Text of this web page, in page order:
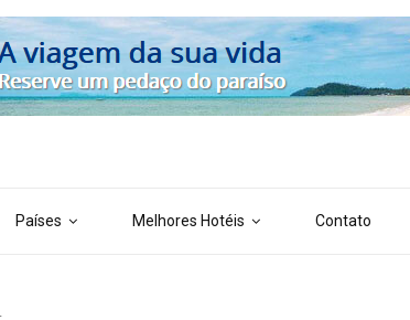
Países Melhores Hotéis Contato